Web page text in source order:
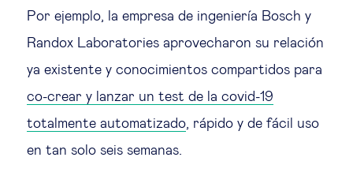
Por ejemplo, la empresa de ingeniería Bosch y
Randox Laboratories aprovecharon su relación
ya existente y conocimientos compartidos para
co-crear y lanzar un test de la covid-19
totalmente automatizado, rápido y de fácil uso
en tan solo seis semanas.